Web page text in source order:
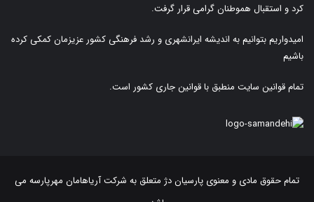
کرد و استقبال هموطنان گرامی قرار گرفت.
امیدواریم بتوانیم به اندیشه ایرانشهری و رشد فرهنگی کشور عزیزمان کمکی کرده
باشیم
تمام قوانین سایت منطبق با قوانین جاری کشور است.
تمام حقوق مادی و معنوی پارسیان دژ متعلق به شرکت آریاهامان مهرپارسه می